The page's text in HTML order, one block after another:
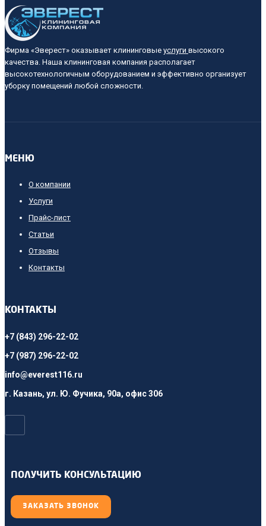
Фирма «Эверест» оказывает клининговые услуги высокого
качества. Наша клининговая компания располагает
высокотехнологичным оборудованием и эффективно организует
уборку помещений любой сложности.
МЕНЮ
О компании
Услуги
Прайс-лист
Cтатьи
Отзывы
Контакты
КОНТАКТЫ
+7 (843) 296-22-02
+7 (987) 296-22-02
info@everest116.ru
г. Казань, ул. Ю. Фучика, 90а, офис 306
ПОЛУЧИТЬ КОНСУЛЬТАЦИЮ
ЗАКАЗАТЬ ЗВОНОК